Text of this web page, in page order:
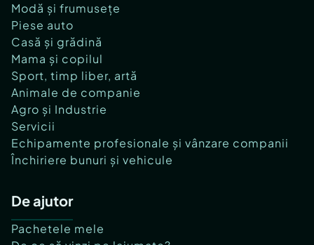
Modă și frumusețe
Piese auto
Casă și grădină
Mama și copilul
Sport, timp liber, artă
Animale de companie
Agro și Industrie
Servicii
Echipamente profesionale și vânzare companii
Închiriere bunuri și vehicule
De ajutor
Pachetele mele